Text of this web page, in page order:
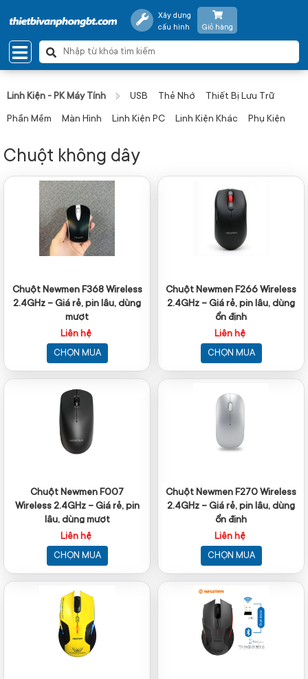
Xây dựng
cấu hình
Giỏ hàng
Linh Kiện - PK Máy Tính USB Thẻ Nhớ Thiết Bị Lưu Trữ
Phần Mềm Màn Hình Linh Kiện PC Linh Kiện Khác Phụ Kiện
Chuột không dây
Chuột Newmen F368 Wireless
2.4GHz – Giá rẻ, pin lâu, dùng
mượt
Liên hệ
CHỌN MUA
Chuột Newmen F266 Wireless
2.4GHz – Giá rẻ, pin lâu, dùng
ổn định
Liên hệ
CHỌN MUA
Chuột Newmen F007
Wireless 2.4GHz – Giá rẻ, pin
lâu, dùng mượt
Liên hệ
CHỌN MUA
Chuột Newmen F270 Wireless
2.4GHz – Giá rẻ, pin lâu, dùng
ổn định
Liên hệ
CHỌN MUA